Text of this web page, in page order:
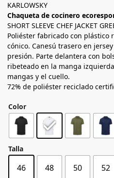
KARLOWSKY
Chaqueta de cocinero
SHORT SLEEVE CHEF JACKET
Poliéster fabricado con plástico
cónico. Canesú trasero en
presión. Parte delantera con
ribeteado en la manga
mangas y el cuello.
72% de poliéster reciclado
Color
Talla
46 48 50 52